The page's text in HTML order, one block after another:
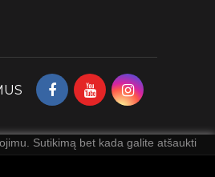
Sutikimą bet kada galite atšaukti